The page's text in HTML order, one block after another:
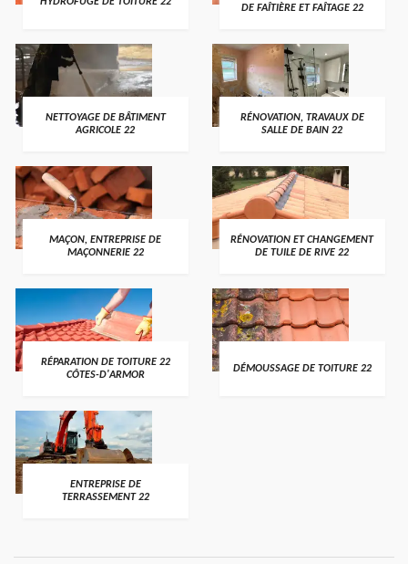
DE FAÎTIÈRE ET FAÎTAGE 22
NETTOYAGE DE BÂTIMENT
AGRICOLE 22
RÉNOVATION, TRAVAUX DE
SALLE DE BAIN 22
MAÇON, ENTREPRISE DE
MAÇONNERIE 22
RÉNOVATION ET CHANGEMENT
DE TUILE DE RIVE 22
RÉPARATION DE TOITURE 22
CÔTES-D'ARMOR
DÉMOUSSAGE DE TOITURE 22
ENTREPRISE DE
TERRASSEMENT 22